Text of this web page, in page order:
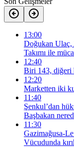
13:00
Doğukan Ulaç,
Takımı ile
12:40
Biri 143, diğeri
12:20
Marketten iki
11:40
Şenkul’dan
Başbakan
11:30
Gazimağusa-
Vücudunda